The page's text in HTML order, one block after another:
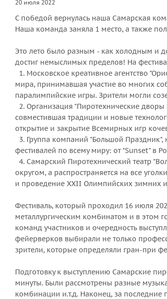
20 июля 2022
С победой вернулась наша Самарская
Наша команда заняла 1 место, а также
Это лето было разным - как холодным и
достиг немыслимых пределов! На
1. Московское креативное агентство
мира, принимавшая участие во многих
паралимпийские игры. Зрители могли
2. Организация "Пиротехнические
совместившая традиции и новые
открытие и закрытие Всемирных игр
3. Группа компаний "Большой
фестивалей по всему миру: от "Sunset" в
4. Самарский Пиротехнический театр
округом, а распространяется на все
и проведение XXII Олимпийских зимних
Фестиваль, который проходил 16 июля
металлургическим комбинатом и в этом
команд участников и очередность
фейерверков выбирали не только
зрители, которые определяли гран-при
Подготовку к выступлению Самарские
минуты. Были рассмотрены разные
комбинации и.т.д. Наконец, за последние